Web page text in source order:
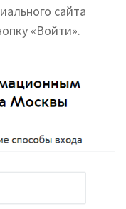
сайта
«Войти».